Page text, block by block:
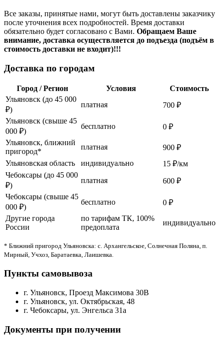
Все заказы, принятые нами, могут быть доставлены заказчику
после уточнения всех подробностей. Время доставки
обязательно будет согласовано с Вами. Обращаем Ваше
внимание, доставка осуществляется до подъезда (подъём в
стоимость доставки не входит)!!!
Доставка по городам
Город / Регион Условия
Стоимость
Ульяновск (до 45 000
₽)
платная
700 ₽
Ульяновск (свыше 45
000 ₽)
бесплатно
0 ₽
Ульяновск, ближний
пригород*
платная
900 ₽
Ульяновская область
индивидуально
15 ₽/км
Чебоксары (до 45 000
₽)
платная
600 ₽
Чебоксары (свыше 45
000 ₽)
бесплатно
0 ₽
Другие города
России
по тарифам ТК, 100%
предоплата
индивидуально
* Ближний пригород Ульяновска: с. Архангельское, Солнечная Поляна, п.
Мирный, Учхоз, Баратаевка, Лаишевка.
Пункты самовывоза
г. Ульяновск, Проезд Максимова 30В
г. Ульяновск, ул. Октябрьская, 48
г. Чебоксары, ул. Энгельса 31а
Документы при получении